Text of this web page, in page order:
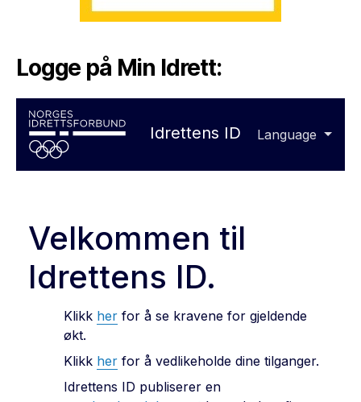
Logge på Min Idrett: